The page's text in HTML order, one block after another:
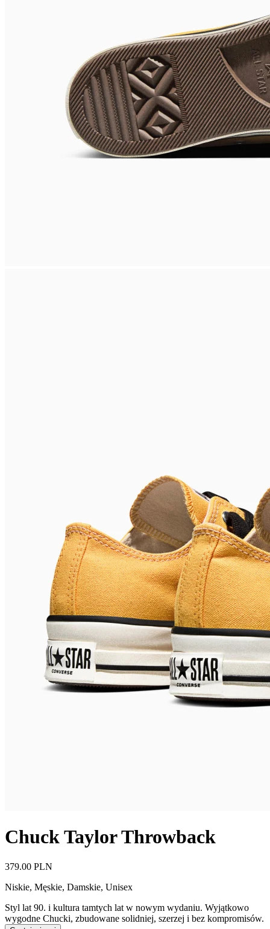
Chuck Taylor Throwback
379.00 PLN
Niskie, Męskie, Damskie, Unisex
Styl lat 90. i kultura tamtych lat w nowym wydaniu. Wyjątkowo
wygodne Chucki, zbudowane solidniej, szerzej i bez kompromisów.